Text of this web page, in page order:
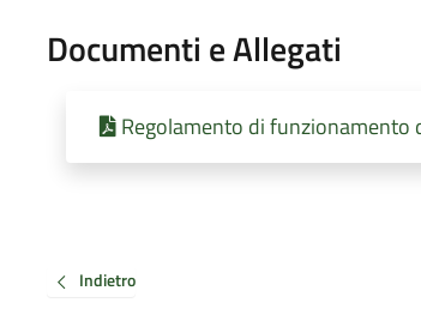
Documenti e Allegati
Regolamento di funzionamento
Indietro